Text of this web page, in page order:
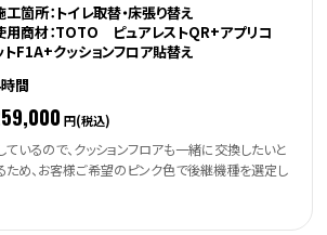
工箇所：トイレ取替・床張り替え
用商材：TOTO ピュアレストQR+アプリコ
トF1A+クッションフロア貼替え
間
円(税込)
いるので、クッションフロアも一緒に交換したいと
ため、お客様ご希望のピンク色で後継機種を選定し